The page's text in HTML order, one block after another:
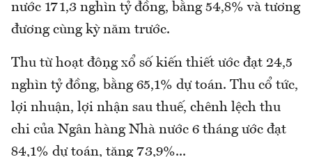
nước 171,3 nghìn tỷ đồng, bằng 54,8% và tương
đương cùng kỳ năm trước.
Thu từ hoạt động xổ số kiến thiết ước đạt 24,5
nghìn tỷ đồng, bằng 65,1% dự toán. Thu cổ tức,
lợi nhuận, lợi nhận sau thuế, chênh lệch thu
chi của Ngân hàng Nhà nước 6 tháng ước đạt
84,1% dự toán, tăng 73,9%...